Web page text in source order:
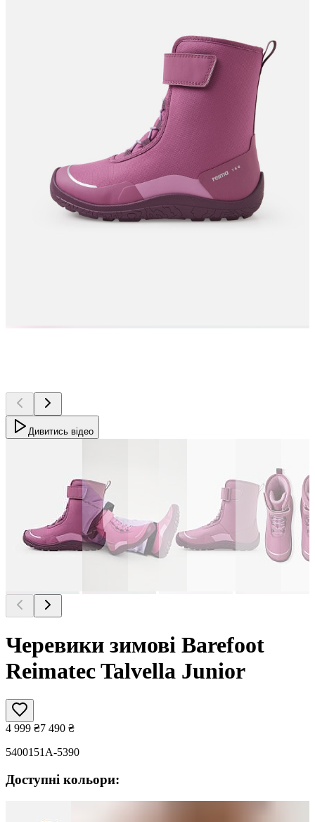
Дивитись відео
Черевики зимові Barefoot
Reimatec Talvella Junior
4 999 ₴7 490 ₴
5400151A-5390
Доступні кольори: